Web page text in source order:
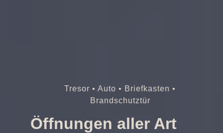
Tresor • Auto • Briefkasten •
Brandschutztür
Öffnungen aller Art